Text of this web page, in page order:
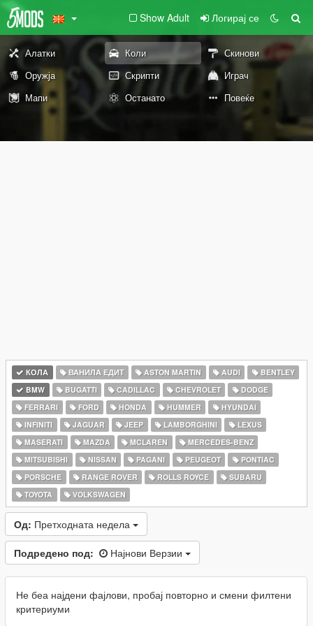
Show Adult Логирај се
Алатки Коли
Скинови
Оружја
Скрипти
Играч
Мапи
Останато Повеќе
КОЛА ВАНИЛА ЕДИТ ASTON MARTIN AUDI
BENTLEY
BMW
BUGATTI CADILLAC CHEVROLET
DODGE
FERRARI
FORD HONDA HUMMER
HYUNDAI
INFINITI
JAGUAR JEEP LAMBORGHINI
LEXUS
MASERATI
MAZDA MCLAREN
MERCEDES-BENZ
MITSUBISHI
NISSAN PAGANI PEUGEOT
PONTIAC
PORSCHE
RANGE ROVER ROLLS ROYCE
SUBARU
TOYOTA
VOLKSWAGEN
Од: Претходната недела
Подредено под: Најнови Верзии
Не беа најдени фајлови, пробај повторно и смени филтени
критериуми